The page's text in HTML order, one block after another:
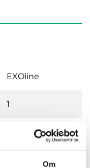
Om
EXOline
1
Vit RAL9003